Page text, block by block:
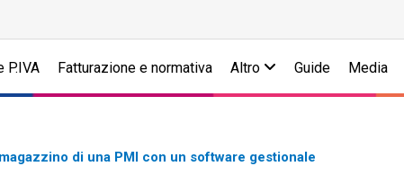
P.IVA Fatturazione e normativa Altro Guide Media
di una PMI con un software gestionale